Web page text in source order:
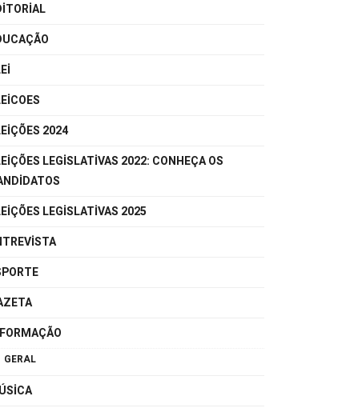
2024
LEGISLATIVAS 2022: CONHEÇA OS
LEGISLATIVAS 2025
GERAL